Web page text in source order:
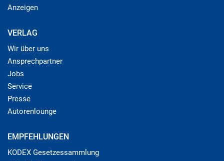
Anzeigen
VERLAG
Wir über uns
Ansprechpartner
Jobs
Service
Presse
Autorenlounge
EMPFEHLUNGEN
KODEX Gesetzessammlung